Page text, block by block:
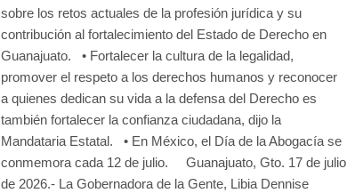
sobre los retos actuales de la profesión jurídica y su
contribución al fortalecimiento del Estado de Derecho en
Guanajuato. • Fortalecer la cultura de la legalidad,
promover el respeto a los derechos humanos y reconocer
a quienes dedican su vida a la defensa del Derecho es
también fortalecer la confianza ciudadana, dijo la
Mandataria Estatal. • En México, el Día de la Abogacía se
conmemora cada 12 de julio. Guanajuato, Gto. 17 de julio
de 2026.- La Gobernadora de la Gente, Libia Dennise